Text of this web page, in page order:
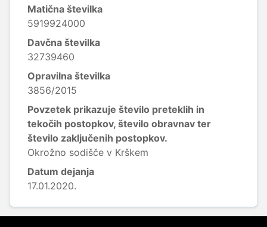
Matična številka
5919924000
Davčna številka
32739460
Opravilna številka
3856/2015
Povzetek prikazuje število preteklih in
tekočih postopkov, število obravnav ter
število zaključenih postopkov.
Okrožno sodišče v Krškem
Datum dejanja
17.01.2020.